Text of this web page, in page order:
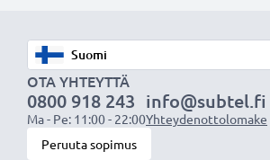
Valitse CELLONIC, etkä tingi
OTA YHTEYTTÄ
0800 918 243
Ma - Pe: 11:00 - 22:00
info@subtel.fi
Yhteydenottolomake
Peruuta sopimus